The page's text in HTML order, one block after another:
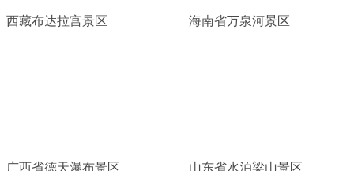
西藏布达拉宫景区 海南省万泉河景区
广西省德天瀑布景区 山东省水泊梁山景区